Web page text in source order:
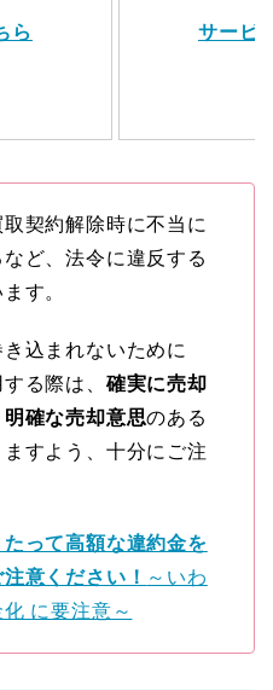
ら サービ
契約解除時に不当に
ど、法令に違反する
す。
込まれないために
る際は、 確実に売却
明確な売却意思のある
すよう、十分にご注
って高額な違約金を
意ください！ ～いわ
に要注意～